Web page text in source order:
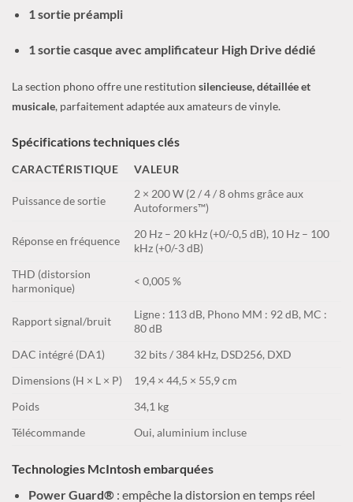
1 sortie préampli
1 sortie casque avec amplificateur High Drive dédié
La section phono offre une restitution silencieuse, détaillée et
musicale, parfaitement adaptée aux amateurs de vinyle.
Spécifications techniques clés
CARACTÉRISTIQUE VALEUR
Puissance de sortie
2 × 200 W (2 / 4 / 8 ohms grâce aux
Autoformers™)
Réponse en fréquence
20 Hz – 20 kHz (+0/-0,5 dB), 10 Hz – 100
kHz (+0/-3 dB)
THD (distorsion
harmonique)
< 0,005 %
Rapport signal/bruit
Ligne : 113 dB, Phono MM : 92 dB, MC :
80 dB
DAC intégré (DA1)
32 bits / 384 kHz, DSD256, DXD
Dimensions (H × L × P)
19,4 × 44,5 × 55,9 cm
Poids
34,1 kg
Télécommande
Oui, aluminium incluse
Technologies McIntosh embarquées
Power Guard®: empêche la distorsion en temps réel